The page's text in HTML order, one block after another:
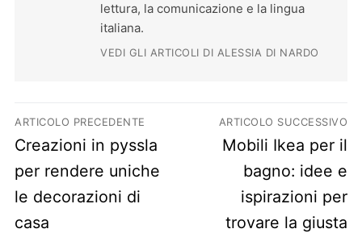
lettura, la comunicazione e la lingua
italiana.
VEDI GLI ARTICOLI DI ALESSIA DI NARDO
Navigazione articoli
ARTICOLO PRECEDENTE
Previous post:
Creazioni in pyssla
per rendere uniche
le decorazioni di
casa
ARTICOLO SUCCESSIVO
Next post:
Mobili Ikea per il
bagno: idee e
ispirazioni per
trovare la giusta